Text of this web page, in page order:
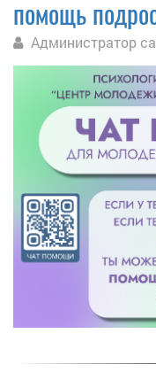
помощь
Администратор